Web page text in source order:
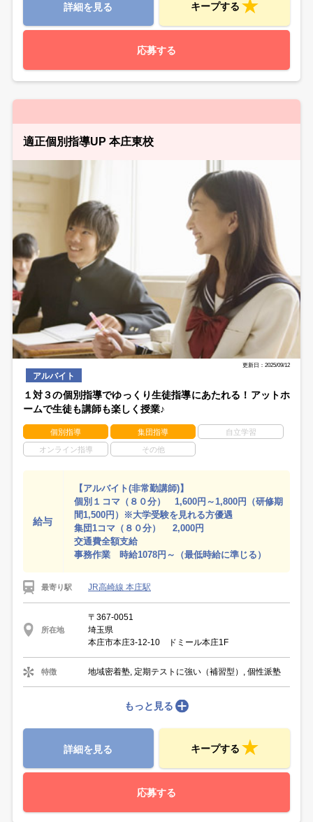
詳細を見る キープする
応募する
適正個別指導UP 本庄東校
更新日：2025/09/12
アルバイト
１対３の個別指導でゆっくり生徒指導にあたれる！アットホ
ームで生徒も講師も楽しく授業♪
個別指導 集団指導 自立学習
オンライン指導 その他
給与
【アルバイト(非常勤講師)】
個別１コマ（８０分） 1,600円～1,800円（研修期
間1,500円）※大学受験を見れる方優遇
集団1コマ（８０分） 2,000円
交通費全額支給
事務作業 時給1078円～（最低時給に準じる）
最寄り駅 JR高崎線 本庄駅
所在地
〒367-0051
埼玉県
本庄市本庄3-12-10 ドミール本庄1F
特徴 地域密着塾, 定期テストに強い（補習型）, 個性派塾
もっと見る
詳細を見る キープする
応募する